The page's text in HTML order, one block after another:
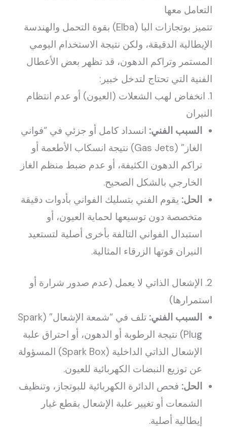
التعامل معها
تتميز بوتجازات البا (Elba) بقوة التحمل والهندسة
الإيطالية الدقيقة، ولكن نتيجة الاستخدام اليومي
المستمر وتراكم الدهون، قد تظهر بعض الأعطال
الفنية التي تحتاج لتدخل خبير:
1. انخفاض لهب الشعلات (العيون) أو عدم انتظام
النيران
السبب الفني: انسداد كامل أو جزئي في “فواني
الغاز” (Gas Jets) نتيجة انسكاب الأطعمة أو
تراكم الدهون الكثيفة، أو عدم ضبط منظم الغاز
الخارجي بالشكل الصحيح.
الحل: يقوم الفني بتسليك الفواني بأدوات دقيقة
متخصصة دون توسيعها لحماية العيون، أو
استبدال الفواني التالفة بأخرى أصلية لتستعيد
النيران قوتها الزرقاء المثالية.
2. الإشعال الذاتي لا يعمل (عدم صدور شرارة أو
استمرارها)
السبب الفني:
تلف في “شمعة الإشعال” (Spark
Plug) نتيجة الرطوبة أو الدهون، أو احتراق علبة
الإشعال الذاتي الداخلية (Spark Box) المسؤولة
عن توزيع النبضات الكهربائية للعيون.
الحل: فحص الدائرة الكهربائية للبوتجاز، وتنظيف
الشمعات أو تغيير علبة الإشعال بقطع غيار
إيطالية أصلية.